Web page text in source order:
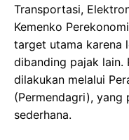
Transportasi,
Kemenko
target utama karena
dibanding pajak lain.
dilakukan melalui
(Permendagri), yang
sederhana.